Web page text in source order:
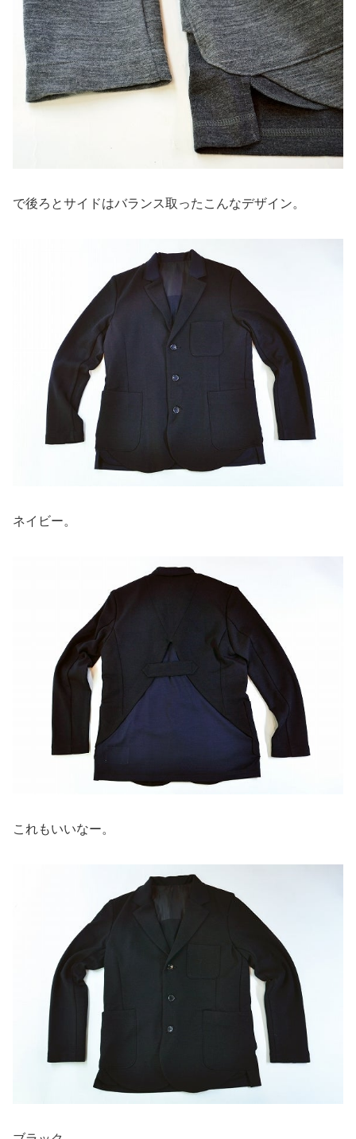
で後ろとサイドはバランス取ったこんなデザイン。
ネイビー。
これもいいなー。